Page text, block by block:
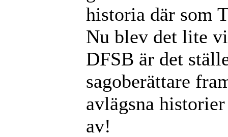
historia där som
Nu blev det lite
DFSB är det
sagoberättare
avlägsna
av!